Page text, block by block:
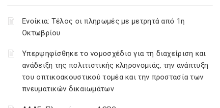
Ενοίκια: Τέλος οι πληρωμές με μετρητά από 1η
Οκτωβρίου
Υπερψηφίσθηκε το νομοσχέδιο για τη διαχείριση και
ανάδειξη της πολιτιστικής κληρονομιάς, την ανάπτυξη
του οπτικοακουστικού τομέα και την προστασία των
πνευματικών δικαιωμάτων